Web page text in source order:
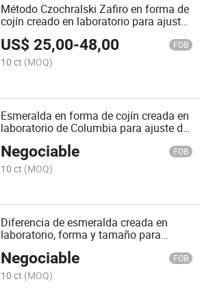
Método Czochralski Zafiro en forma de
cojín creado en laboratorio para ajuste
de joyería
US$25,00-48,00 FOB
10 ct (MOQ)
Esmeralda en forma de cojín creada en
laboratorio de Columbia para ajuste de
Negociable FOB
10 ct (MOQ)
Diferencia de esmeralda creada en
laboratorio, forma y tamaño para
Negociable FOB
10 ct (MOQ)